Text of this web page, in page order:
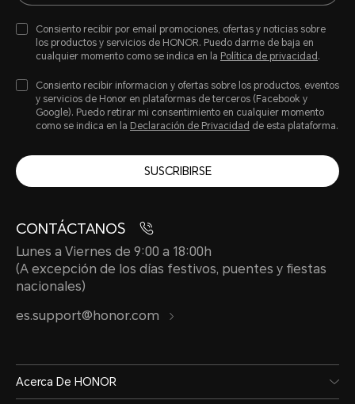
Consiento recibir por email promociones, ofertas y noticias sobre
los productos y servicios de HONOR. Puedo darme de baja en
cualquier momento como se indica en la Política de privacidad .
Consiento recibir informacion y ofertas sobre los productos, eventos
y servicios de Honor en plataformas de terceros (Facebook y
Google). Puedo retirar mi consentimiento en cualquier momento
como se indica en la Declaración de Privacidad de esta plataforma.
SUSCRIBIRSE
CONTÁCTANOS
Lunes a Viernes de 9:00 a 18:00h
(A excepción de los días festivos, puentes y fiestas
nacionales)
es.support@honor.com
Acerca De HONOR